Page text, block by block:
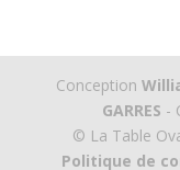
Conception
GARRES -
© La Table
Politique de